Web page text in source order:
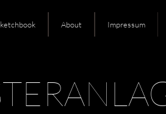
About Impressum